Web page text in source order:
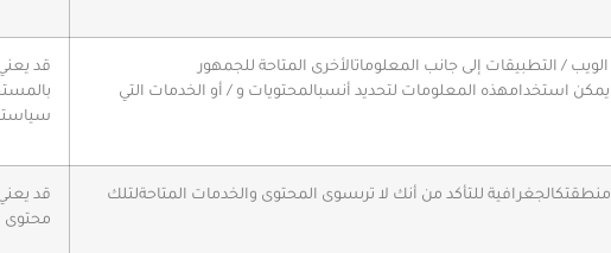
الويب / التطبيقات إلى جانب المعلوماتالأخرى المتاحة للجمهور
يمكن استخدامهذه المعلومات لتحديد أنسبالمحتويات و / أو الخدمات التي
قد
منطقتكالجغرافية للتأكد من أنك لا ترىسوى المحتوى والخدمات المتاحةلتلك
قد
محتوى